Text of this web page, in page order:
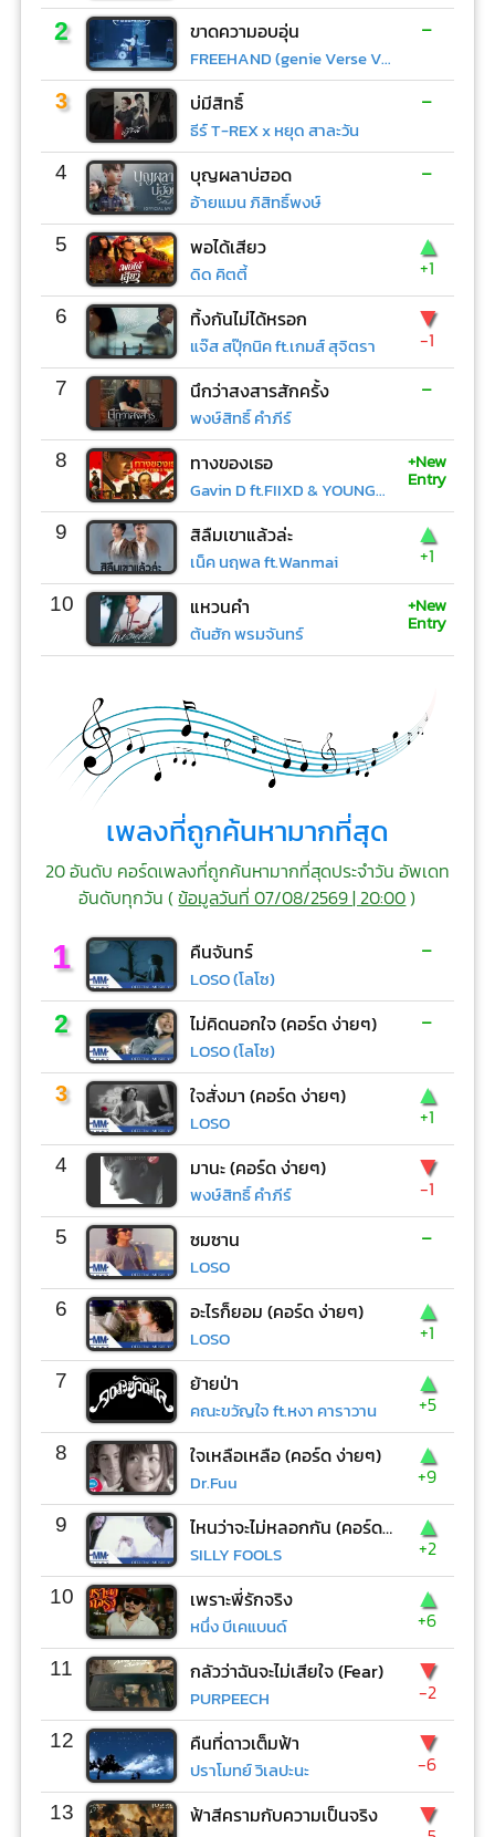
2 ขาดความอบอุ่น
FREEHAND (genie Verse Vol.1)
-
3 บ่มีสิทธิ์
ธีร์ T-REX x หยุด สาละวัน
-
4 บุญผลาบ่ฮอด
อ้ายแมน ภิสิทธิ์พงษ์
-
5 พอได้เสียว
ดิด คิตตี้
▲
+1
6 ทิ้งกันไม่ได้หรอก
แจ๊ส สปุ๊กนิค ft.เกมส์ สุจิตรา
▼
-1
7 นึกว่าสงสารสักครั้ง
พงษ์สิทธิ์ คำภีร์
-
8 ทางของเธอ
Gavin D ft.FIIXD & YOUNGOHM
+New
Entry
9 สิลืมเขาแล้วล่ะ
เน็ค นฤพล ft.Wanmai
▲
+1
10 แหวนคำ
ต้นฮัก พรมจันทร์
+New
Entry
เพลงที่ถูกค้นหามากที่สุด
20 อันดับ คอร์ดเพลงที่ถูกค้นหามากที่สุดประจำวัน อัพเดท
อันดับทุกวัน (ข้อมูลวันที่ 07/08/2569 | 20:00)
1 คืนจันทร์
LOSO (โลโซ)
-
2 ไม่คิดนอกใจ (คอร์ด ง่ายๆ)
LOSO (โลโซ)
-
3 ใจสั่งมา (คอร์ด ง่ายๆ)
LOSO
▲
+1
4 มานะ (คอร์ด ง่ายๆ)
พงษ์สิทธิ์ คำภีร์
▼
-1
5 ซมซาน
LOSO
-
6 อะไรก็ยอม (คอร์ด ง่ายๆ)
LOSO
▲
+1
7 ย้ายป่า
คณะขวัญใจ ft.หงา คาราวาน
▲
+5
8 ใจเหลือเหลือ (คอร์ด ง่ายๆ)
Dr.Fuu
▲
+9
9 ไหนว่าจะไม่หลอกกัน (คอร์ด ง่ายๆ)
SILLY FOOLS
▲
+2
10 เพราะพี่รักจริง
หนึ่ง บีเคแบนด์
▲
+6
11 กลัวว่าฉันจะไม่เสียใจ (Fear)
PURPEECH
▼
-2
12 คืนที่ดาวเต็มฟ้า
ปราโมทย์ วิเลปะนะ
▼
-6
13 ฟ้าสีครามกับความเป็นจริง ▼